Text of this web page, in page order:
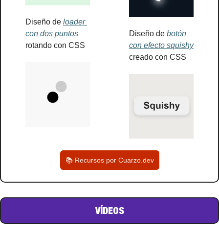
Diseño de loader
con dos puntos
rotando con CSS
Diseño de botón
con efecto squishy
creado con CSS
📚 Recursos por Cuarzo.dev
VÍDEOS